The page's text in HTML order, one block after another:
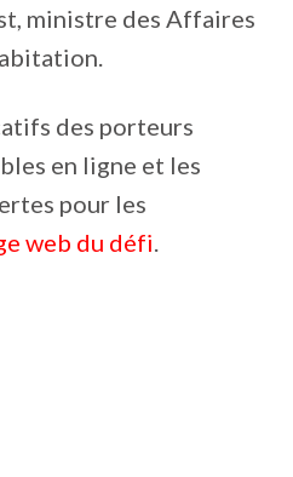
ministre des Affaires
des porteurs
en ligne et les
pour les
web du défi.